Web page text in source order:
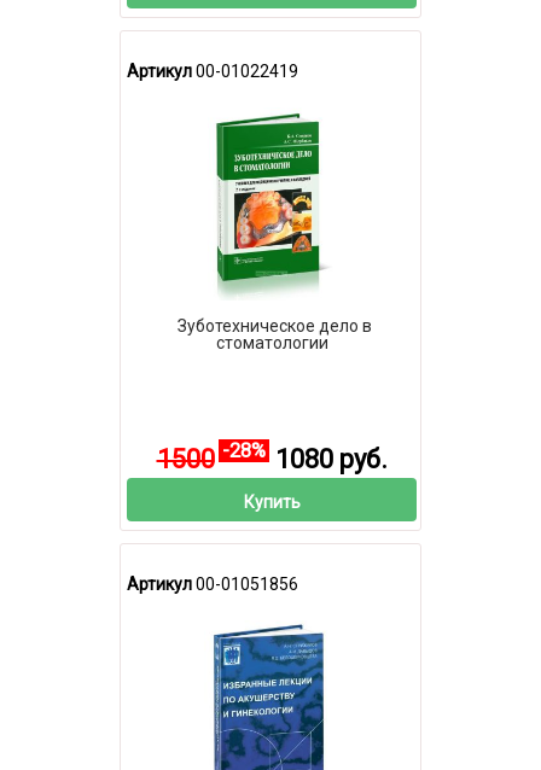
Артикул00-01022419
Зуботехническое дело в
стоматологии
1500 -28%1080 руб.
Купить
Артикул00-01051856